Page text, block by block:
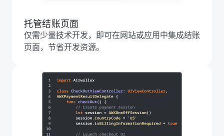
托管结账页面
仅需少量技术开发，即可在网站或应用中集成结账
页面，节省开发资源。